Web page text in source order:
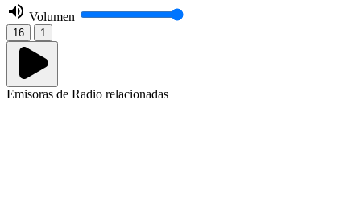
Volumen
16 1
Emisoras de Radio relacionadas